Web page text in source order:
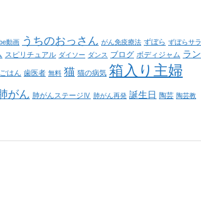
動画 うちのおっさん がん免疫療法 ずぼら ずぼらサラ
スピリチュアル ダイソー ダンス ブログ ボディジャム ラン
はん 歯医者 無料 猫 猫の病気 箱入り主婦
がん 肺がんステージⅣ 肺がん再発 誕生日 陶芸 陶芸教